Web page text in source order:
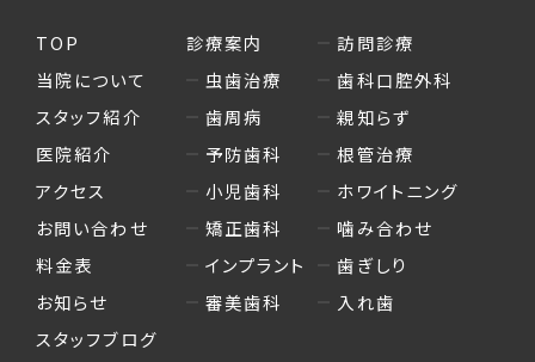
TOP
当院について
スタッフ紹介
医院紹介
アクセス
お問い合わせ
料金表
お知らせ
スタッフブログ
診療案内
虫歯治療
歯周病
予防歯科
小児歯科
矯正歯科
インプラント
審美歯科
訪問診療
歯科口腔外科
親知らず
根管治療
ホワイトニング
噛み合わせ
歯ぎしり
入れ歯